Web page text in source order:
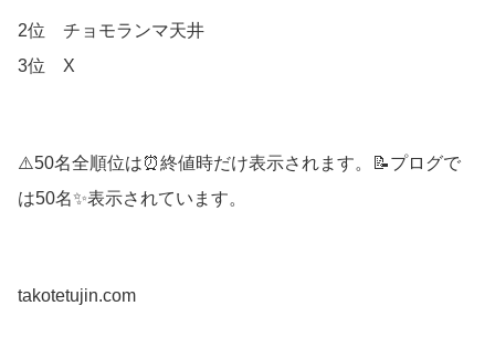
2位 チョモランマ天井
3位 X
⚠️50名全順位は⏰終値時だけ表示されます。📝プログで
は50名✨表示されています。
takotetujin.com